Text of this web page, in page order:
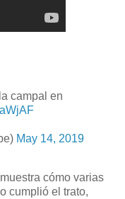
campal en
May 14, 2019
cómo varias
cumplió el trato,